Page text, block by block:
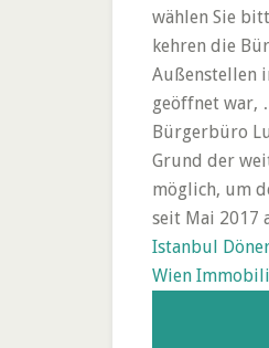
wählen Sie
kehren die
Außenstellen
geöffnet war,
Bürgerbüro
Grund der
möglich, um
seit Mai 2017
Istanbul
Wien